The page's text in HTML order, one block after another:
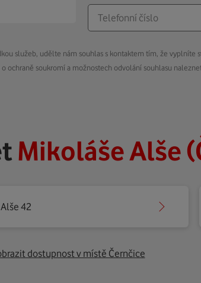
služeb, udělte nám souhlas s kontaktem tím, že vyplníte
ochraně soukromí a možnostech odvolání souhlasu
Mikoláše Alše
42
dostupnost v místě Černčice